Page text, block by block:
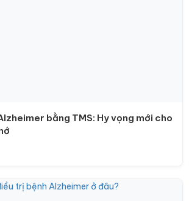
bằng TMS: Hy vọng mới cho